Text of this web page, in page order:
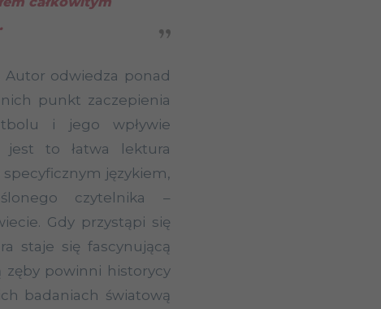
Autor odwiedza ponad
punkt zaczepienia
i jego wpływie
jest to łatwa lektura
językiem,
czytelnika –
Gdy przystąpi się
staje się fascynującą
zęby powinni historycy
badaniach światową